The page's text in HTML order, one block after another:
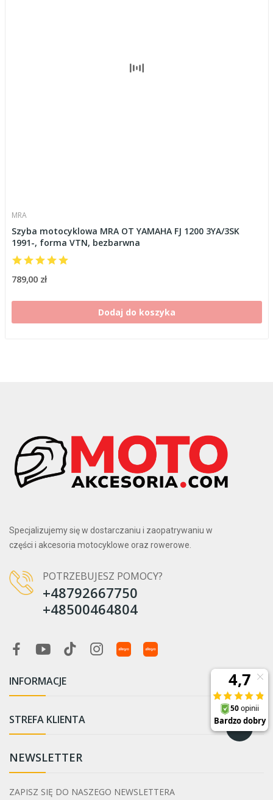
MRA
Szyba motocyklowa MRA OT YAMAHA FJ 1200 3YA/3SK
1991-, forma VTN, bezbarwna
789,00 zł
Dodaj do koszyka
Specjalizujemy się w dostarczaniu i zaopatrywaniu w
części i akcesoria motocyklowe oraz rowerowe.
POTRZEBUJESZ POMOCY?
+48792667750
+48500464804
INFORMACJE 
STREFA KLIENTA 
NEWSLETTER
ZAPISZ SIĘ DO NASZEGO NEWSLETTERA